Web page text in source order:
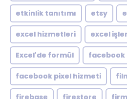
etkinlik tanıtımı etsy
excel hizmetleri excel
Excel'de formül facebook
facebook pixel hizmeti
firebase firestore